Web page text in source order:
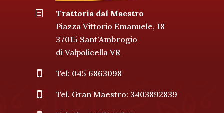
h
Trattoria dal Maestro
Piazza Vittorio Emanuele, 18
37015 Sant'Ambrogio
di Valpolicella VR
 Tel: 045 6863098
 Tel. Gran Maestro: 3403892839